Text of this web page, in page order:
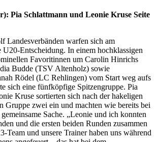
Pia Schlattmann und Leonie Kruse Seite
Landesverbänden warfen sich am
U20-Entscheidung. In einem hochklassigen
Favoritinnen um Carolin Hinrichs
Budde (TSV Altenholz) sowie
Rödel (LC Rehlingen) vom Start weg aufs
sich eine fünfköpfige Spitzengruppe. Pia
Kruse sortierten sich nach der hakeligen
Gruppe zwei ein und machten wie bereits bei
Sache. „Leonie und ich konnten
und die ersten beiden Runden zusammen
Team und unsere Trainer haben uns während